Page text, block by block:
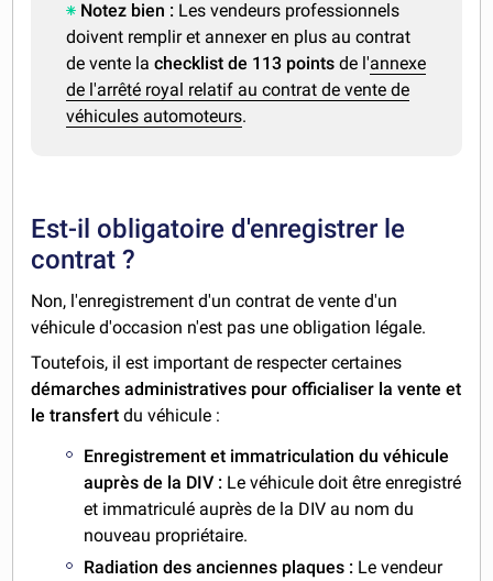
Notez bien : Les vendeurs professionnels
doivent remplir et annexer en plus au contrat
de vente lachecklist de 113 pointsde l'annexe
de l'arrêté royal relatif au contrat de vente de
véhicules automoteurs.
Est-il obligatoire d'enregistrer le
contrat ?
Non, l'enregistrement d'un contrat de vente d'un
véhicule d'occasion n'est pas une obligation légale.
Toutefois, il est important de respecter certaines
démarches administratives pour officialiser la vente et
le transfertdu véhicule :
Enregistrement et immatriculation du véhicule
auprès de la DIV : Le véhicule doit être enregistré
et immatriculé auprès de la DIV au nom du
nouveau propriétaire.
Radiation des anciennes plaques : Le vendeur